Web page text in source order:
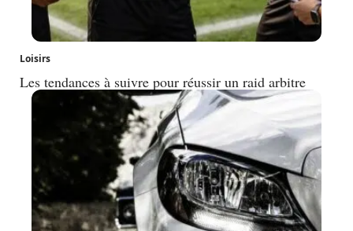
Loisirs
Les tendances à suivre pour réussir un raid arbitre